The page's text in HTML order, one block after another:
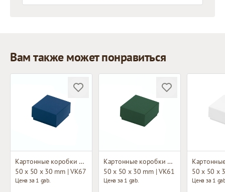
Вам также может понравиться
Картонные коробки без окна
50 x 50 x 30 mm | VK67
Цена за 1 gab.
Картонные коробки без окна
50 x 50 x 30 mm | VK61
Цена за 1 gab.
50 x 50 x
Цена за 1